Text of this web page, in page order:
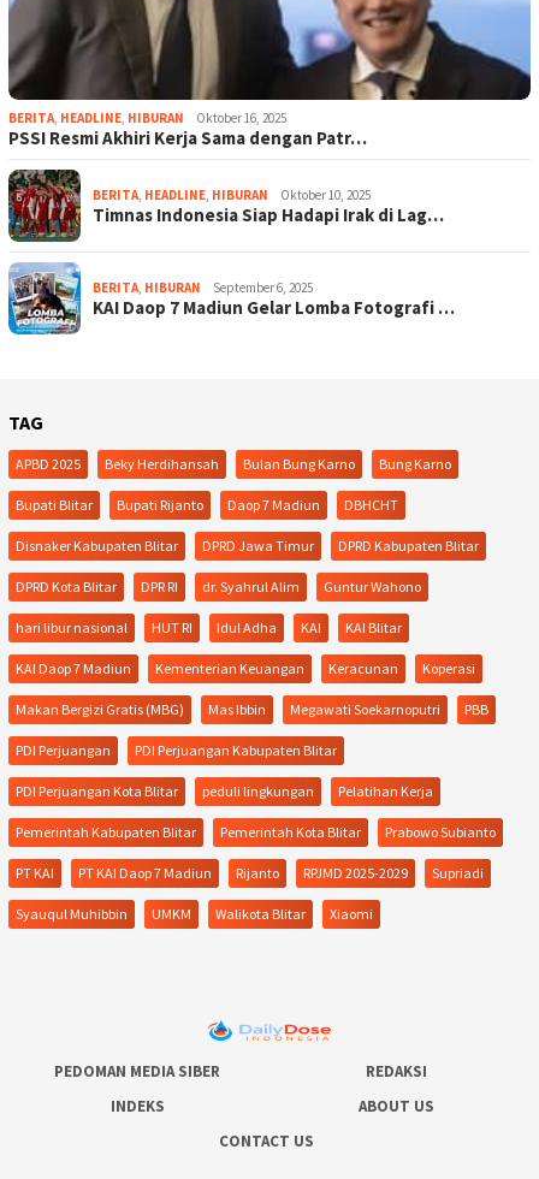
BERITA, HEADLINE, HIBURAN Oktober 16, 2025
PSSI Resmi Akhiri Kerja Sama dengan Patr…
BERITA, HEADLINE, HIBURAN Oktober 10, 2025
Timnas Indonesia Siap Hadapi Irak di Lag…
BERITA, HIBURAN September 6, 2025
KAI Daop 7 Madiun Gelar Lomba Fotografi …
TAG
APBD 2025 Beky Herdihansah Bulan Bung Karno Bung Karno
Bupati Blitar Bupati Rijanto Daop 7 Madiun DBHCHT
Disnaker Kabupaten Blitar DPRD Jawa Timur DPRD Kabupaten Blitar
DPRD Kota Blitar DPR RI dr. Syahrul Alim Guntur Wahono
hari libur nasional HUT RI Idul Adha KAI KAI Blitar
KAI Daop 7 Madiun Kementerian Keuangan Keracunan Koperasi
Makan Bergizi Gratis (MBG) Mas Ibbin Megawati Soekarnoputri PBB
PDI Perjuangan PDI Perjuangan Kabupaten Blitar
PDI Perjuangan Kota Blitar peduli lingkungan Pelatihan Kerja
Pemerintah Kabupaten Blitar Pemerintah Kota Blitar Prabowo Subianto
PT KAI PT KAI Daop 7 Madiun Rijanto RPJMD 2025-2029 Supriadi
Syauqul Muhibbin UMKM Walikota Blitar Xiaomi
PEDOMAN MEDIA SIBER
REDAKSI
INDEKS
ABOUT US
CONTACT US